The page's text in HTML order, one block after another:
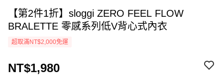
【第2件1折】sloggi ZERO FEEL FLOW
BRALETTE 零感系列低V背心式內衣
超取滿NT$2,000免運
NT$1,980